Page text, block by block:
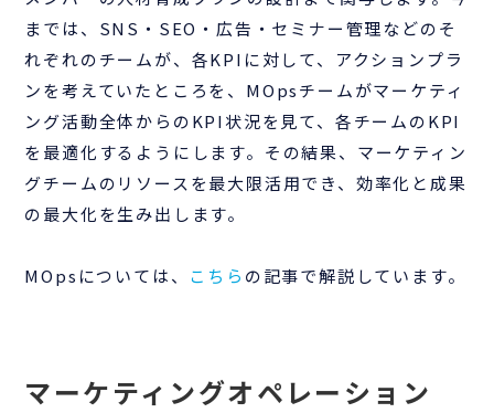
までは、SNS・SEO・広告・セミナー管理などのそ
れぞれのチームが、各KPIに対して、アクションプラ
ンを考えていたところを、MOpsチームがマーケティ
ング活動全体からのKPI状況を見て、各チームのKPI
を最適化するようにします。その結果、マーケティン
グチームのリソースを最大限活用でき、効率化と成果
の最大化を生み出します。
MOpsについては、 こちら の記事で解説しています。
マーケティングオペレーション